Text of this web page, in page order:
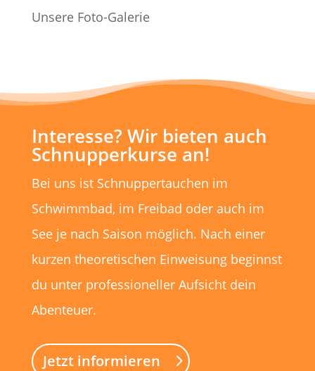
Unsere Foto-Galerie
Interesse? Wir bieten auch
Schnupperkurse an!
Bei uns ist Schnuppertauchen im
Schwimmbad, im Freibad oder auch im
See je nach Saison möglich. Nach einer
kurzen theoretischen Einweisung beginnst
du unter professioneller Aufsicht dein
Abenteuer.
Jetzt informieren